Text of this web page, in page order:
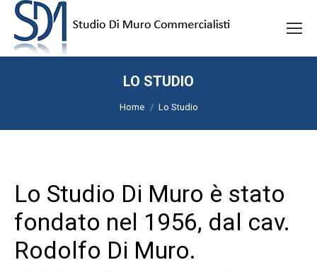
LO STUDIO
Tu sei qui:
Home Lo Studio
Lo Studio Di Muro è stato
fondato nel 1956, dal cav.
Rodolfo Di Muro.